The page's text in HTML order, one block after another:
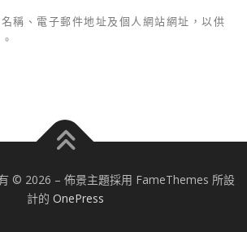
稱、電子郵件地址及個人網站網址，以供
© 2026 – 佈景主題採用 FameThemes 所設
計的 OnePress